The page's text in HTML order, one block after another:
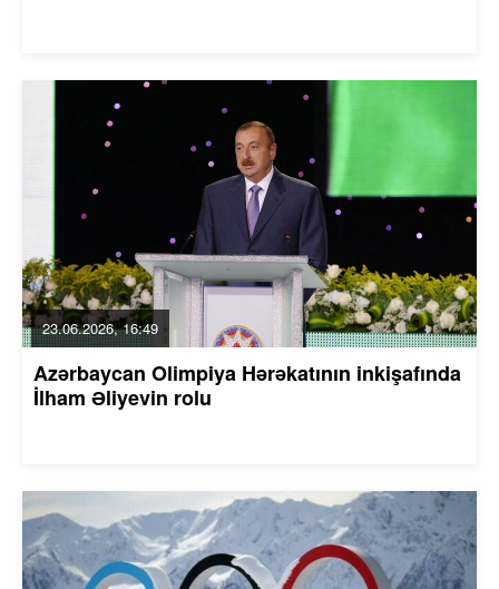
23.06.2026, 16:49
Azərbaycan Olimpiya Hərəkatının inkişafında
İlham Əliyevin rolu